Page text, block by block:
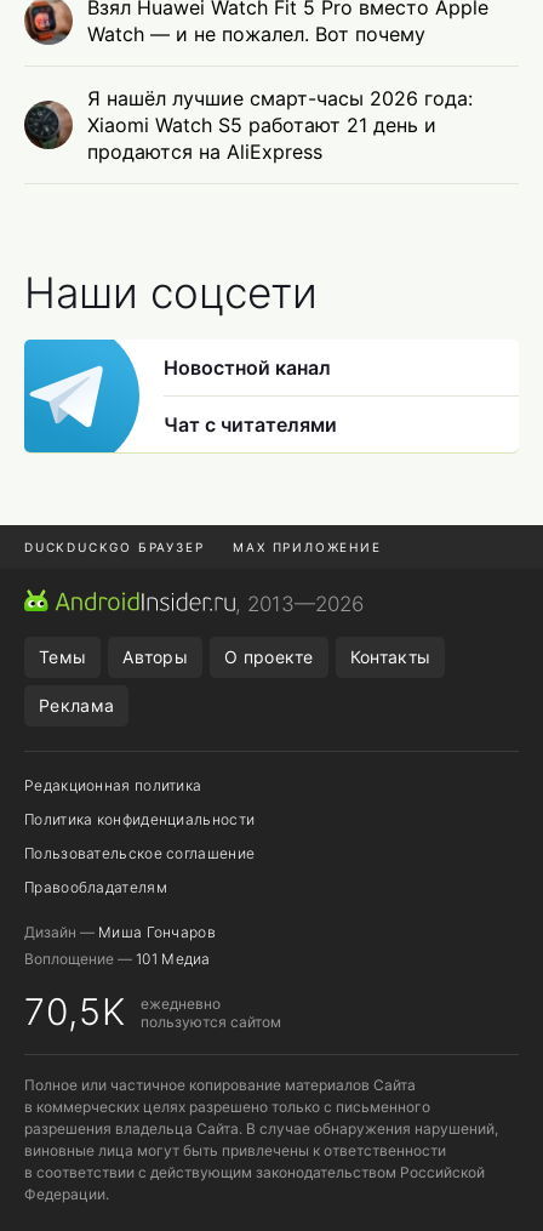
Взял Huawei Watch Fit 5 Pro вместо Apple
Watch — и не пожалел. Вот почему
Я нашёл лучшие смарт-часы 2026 года:
Xiaomi Watch S5 работают 21 день и
продаются на AliExpress
Наши соцсети
Новостной канал
Чат с читателями
DUCKDUCKGO БРАУЗЕР MAX ПРИЛОЖЕНИЕ
ПРИЛОЖЕНИЯ ANDROID
, 2013—2026
Темы Авторы О проекте Контакты
Реклама
Редакционная политика
Политика конфиденциальности
Пользовательское соглашение
Правообладателям
Дизайн — Миша Гончаров
Воплощение — 101 Медиа
70,5K
ежедневно
пользуются сайтом
Полное или частичное копирование материалов Сайта
в коммерческих целях разрешено только с письменного
разрешения владельца Сайта. В случае обнаружения нарушений,
виновные лица могут быть привлечены к ответственности
в соответствии с действующим законодательством Российской
Федерации.